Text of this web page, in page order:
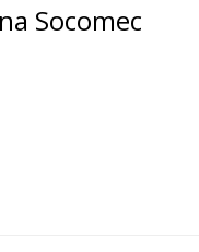
Socomec